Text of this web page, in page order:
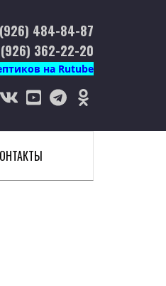
484-84-87
362-22-20
на Rutube
vk youtubetelegramodnoklassniki